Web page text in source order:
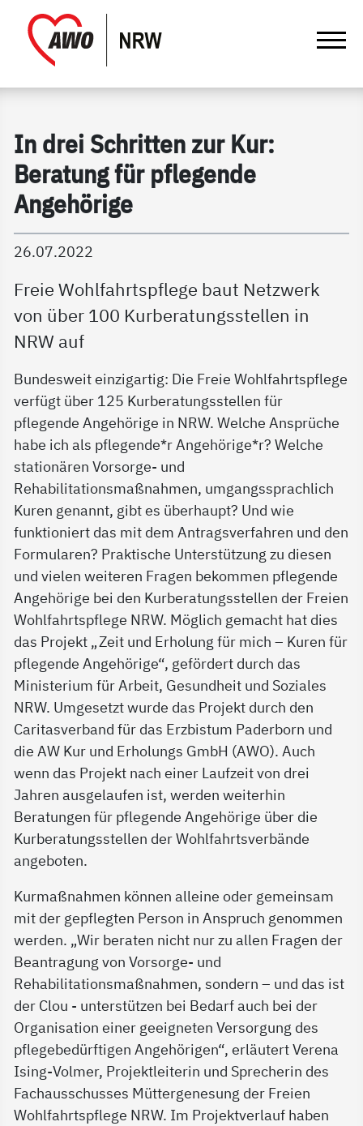
Gathmann Michaelis und Freunde |
In drei Schritten zur Kur:
Beratung für pflegende
Angehörige
26.07.2022
Freie Wohlfahrtspflege baut Netzwerk
von über 100 Kurberatungsstellen in
NRW auf
Bundesweit einzigartig: Die Freie Wohlfahrtspflege
verfügt über 125 Kurberatungsstellen für
pflegende Angehörige in NRW. Welche Ansprüche
habe ich als pflegende*r Angehörige*r? Welche
stationären Vorsorge- und
Rehabilitationsmaßnahmen, umgangssprachlich
Kuren genannt, gibt es überhaupt? Und wie
funktioniert das mit dem Antragsverfahren und den
Formularen? Praktische Unterstützung zu diesen
und vielen weiteren Fragen bekommen pflegende
Angehörige bei den Kurberatungsstellen der Freien
Wohlfahrtspflege NRW. Möglich gemacht hat dies
das Projekt „Zeit und Erholung für mich – Kuren für
pflegende Angehörige“, gefördert durch das
Ministerium für Arbeit, Gesundheit und Soziales
NRW. Umgesetzt wurde das Projekt durch den
Caritasverband für das Erzbistum Paderborn und
die AW Kur und Erholungs GmbH (AWO). Auch
wenn das Projekt nach einer Laufzeit von drei
Jahren ausgelaufen ist, werden weiterhin
Beratungen für pflegende Angehörige über die
Kurberatungsstellen der Wohlfahrtsverbände
angeboten.
Kurmaßnahmen können alleine oder gemeinsam
mit der gepflegten Person in Anspruch genommen
werden. „Wir beraten nicht nur zu allen Fragen der
Beantragung von Vorsorge- und
Rehabilitationsmaßnahmen, sondern – und das ist
der Clou - unterstützen bei Bedarf auch bei der
Organisation einer geeigneten Versorgung des
pflegebedürftigen Angehörigen“, erläutert Verena
Ising-Volmer, Projektleiterin und Sprecherin des
Fachausschusses Müttergenesung der Freien
Wohlfahrtspflege NRW. Im Projektverlauf haben